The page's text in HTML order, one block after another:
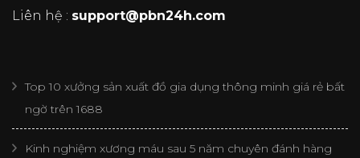
Liên hệ : support@pbn24h.com
Top 10 xưởng sản xuất đồ gia dụng thông minh giá rẻ bất
ngờ trên 1688
Kinh nghiệm xương máu sau 5 năm chuyên đánh hàng